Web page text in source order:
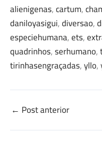
alienigenas, cartum,
daniloyasigui, diversao,
especiehumana, ets,
quadrinhos, serhumano,
tirinhasengraçadas, yllo,
← Post anterior